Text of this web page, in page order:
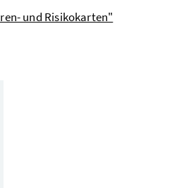
und Risikokarten"